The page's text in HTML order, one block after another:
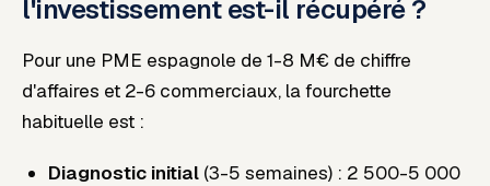
l'investissement est-il récupéré ?
Pour une PME espagnole de 1-8 M€ de chiffre
d'affaires et 2-6 commerciaux, la fourchette
habituelle est :
Diagnostic initial (3-5 semaines) : 2 500-5 000